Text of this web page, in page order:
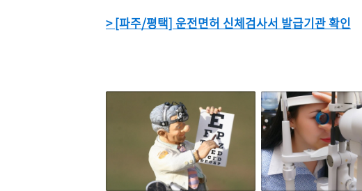
> [파주/평택] 운전면허 신체검사서 발급기관 확인